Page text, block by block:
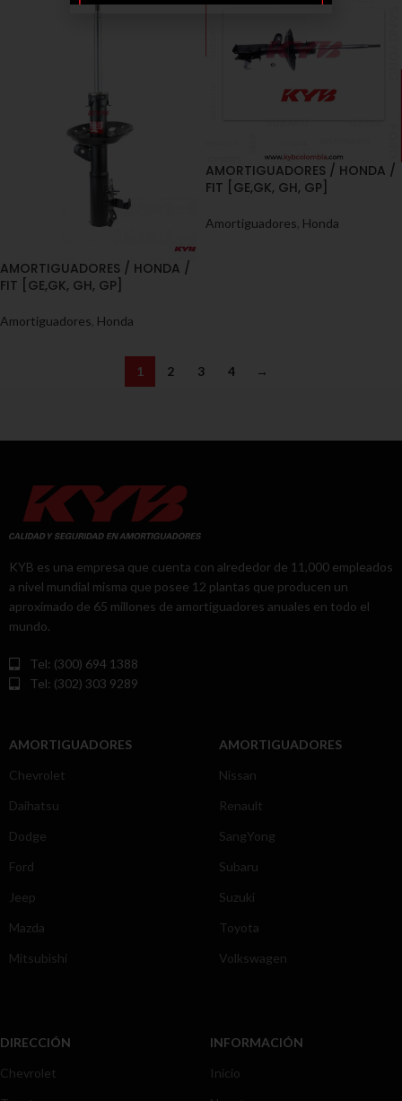
AMORTIGUADORES / HONDA /
FIT [GE,GK, GH, GP]
Amortiguadores Honda
AMORTIGUADORES / HONDA /
FIT [GE,GK, GH, GP]
Amortiguadores Honda
1 2 3 4 →
KYB es una empresa que cuenta con alrededor de 11,000 empleados
a nivel mundial misma que posee 12 plantas que producen un
aproximado de 65 millones de amortiguadores anuales en todo el
mundo.
Tel: (300) 694 1388
Tel: (302) 303 9289
AMORTIGUADORES
Chevrolet
Daihatsu
Dodge
Ford
Jeep
Mazda
Mitsubishi
AMORTIGUADORES
Nissan
Renault
SangYong
Subaru
Suzuki
Toyota
Volkswagen
DIRECCIÓN
Chevrolet
INFORMACIÓN
Inicio